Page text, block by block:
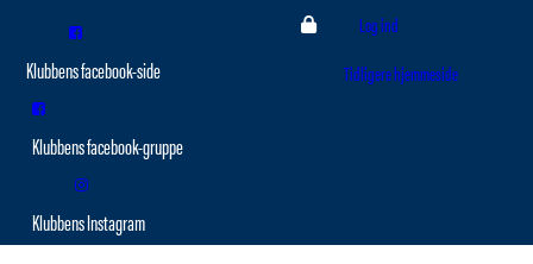
Log ind
Tidligere hjemmeside